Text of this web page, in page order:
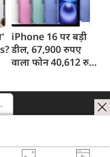
iPhone 16 पर बड़ी
डील, 67,900 रुपए
वाला फोन 40,612 रुपए